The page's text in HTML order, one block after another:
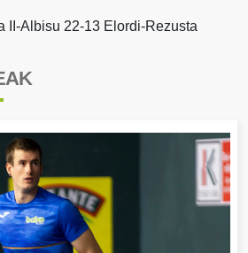
II-Albisu 22-13 Elordi-Rezusta